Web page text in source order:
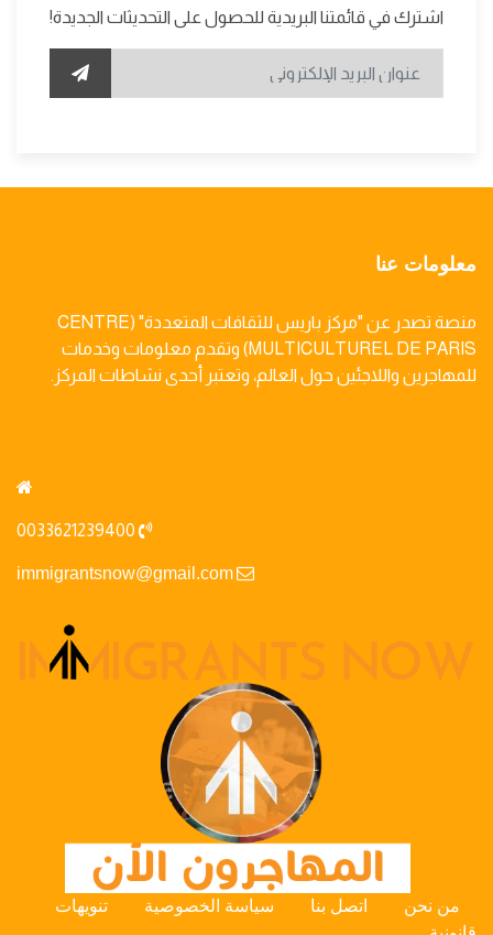
اشترك في قائمتنا البريدية للحصول على التحديثات الجديدة!
معلومات عنا
منصة تصدر عن "مركز باريس للثقافات المتعددة" (CENTRE
MULTICULTUREL DE PARIS) وتقدم معلومات وخدمات
للمهاجرين واللاجئين حول العالم، وتعتبر أحدى نشاطات المركز.
immigrantsnow@gmail.com
من نحن اتصل بنا سياسة الخصوصية
تنويهات